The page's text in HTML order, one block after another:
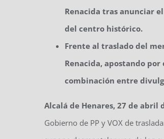
Renacida tras anunciar
del centro histórico.
Frente al traslado del
Renacida, apostando
combinación entre
Alcalá de Henares, 27 de abril
Gobierno de PP y VOX de